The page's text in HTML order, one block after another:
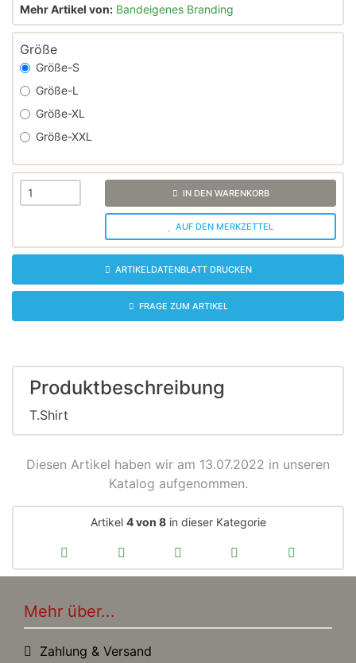
Mehr Artikel von: Bandeigenes Branding
Größe
Größe-S
Größe-L
Größe-XL
Größe-XXL
IN DEN WARENKORB
AUF DEN MERKZETTEL
ARTIKELDATENBLATT DRUCKEN
FRAGE ZUM ARTIKEL
Produktbeschreibung
T.Shirt
Diesen Artikel haben wir am 13.07.2022 in unseren
Katalog aufgenommen.
Artikel 4 von 8in dieser Kategorie
Mehr über...
Zahlung & Versand